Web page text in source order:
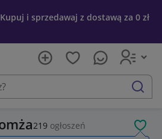
i sprzedawaj z dostawą za 0 zł
szukaj
219 ogłoszeń